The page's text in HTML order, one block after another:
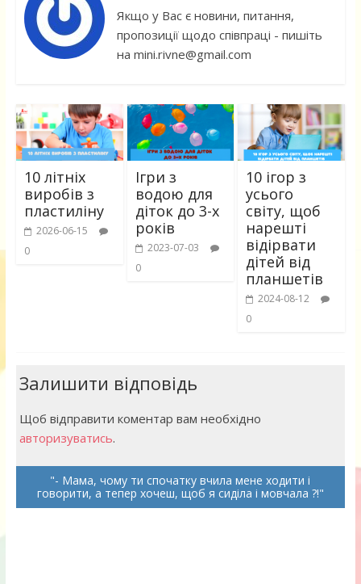
Якщо у Вас є новини, питання,
пропозиції щодо співпраці - пишіть
на mini.rivne@gmail.com
10 літніх
виробів з
пластиліну
2026-06-15
0
Ігри з
водою для
діток до 3-х
років
2023-07-03
0
10 ігор з
усього
світу, щоб
нарешті
відірвати
дітей від
планшетів
2024-08-12
0
Залишити відповідь
Щоб відправити коментар вам необхідно
авторизуватись.
- Мама, чому ти спочатку вчила мене ходити і
говорити, а тепер хочеш, щоб я сиділа і мовчала ?!